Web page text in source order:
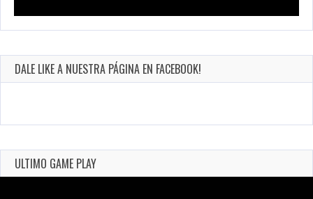
DALE LIKE A NUESTRA PÁGINA EN FACEBOOK!
ULTIMO GAME PLAY